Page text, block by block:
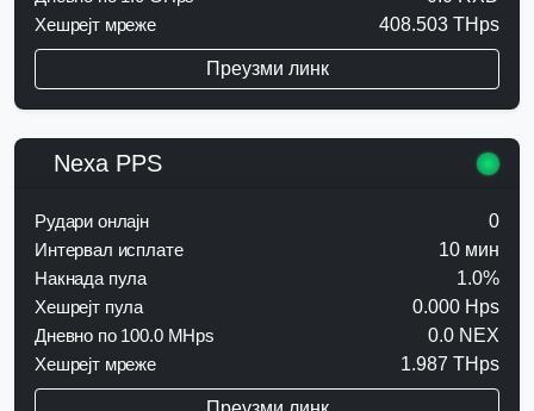
Хешрејт мреже
408.503 THps
Преузми линк
Nexa PPS
Рудари онлајн
0
Интервал исплате
10 мин
Накнада пула
1.0%
Хешрејт пула
0.000 Hps
Дневно по 100.0 MHps
0.0 NEX
Хешрејт мреже
1.987 THps